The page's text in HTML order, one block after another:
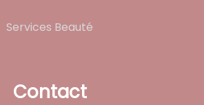
Services Beauté
Contact